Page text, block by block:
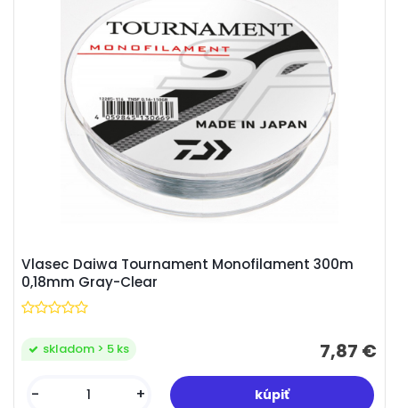
Vlasec Daiwa Tournament Monofilament 300m
0,18mm Gray-Clear
7,87 €
skladom > 5 ks
- +